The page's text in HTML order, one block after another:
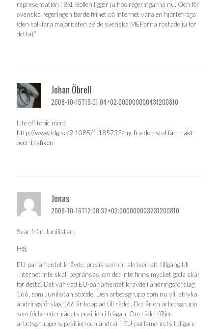
representation i Bxl. Bollen ligger ju hos regeringarna nu. Och för
svenska regeringen borde frihet på internet vara en hjärtefråga
(den solklara majoriteten av de svenska MEParna röstade ju för
detta).”
Johan Öbrell
2008-10-15T15:01:04+02:000000000431200810
Lite off topic men:
http://www.idg.se/2.1085/1.185732/ny-fra-domstol-far-makt-
over-trafiken
Jonas
2008-10-16T12:00:32+02:000000003231200810
Svar från Junilistan:
Hej,
EU-parlamentet krävde, precis som du skriver, att tillgång till
Internet inte skall begränsas, om det inte finns mycket goda skäl
för detta. Det var vad EU-parlamentet krävde i ändringsförslag
166, som Junilistan stödde. Den arbetsgrupp som nu vill stryka
ändringsförslag 166 är kopplad till rådet. Det är en arbetsgrupp
som förbereder rådets position i frågan. Om rådet följer
arbetsgruppens position och ändrar i EU-parlamentets tidigare